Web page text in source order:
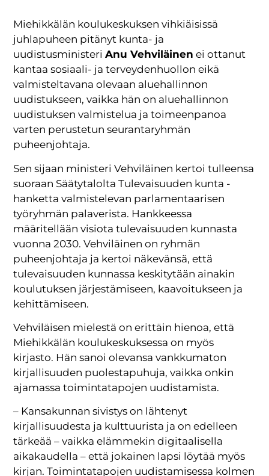
Miehikkälän koulukeskuksen vihkiäisissä
juhlapuheen pitänyt kunta- ja
uudistusministeriAnu Vehviläinen ei ottanut
kantaa sosiaali- ja terveydenhuollon eikä
valmisteltavana olevaan aluehallinnon
uudistukseen, vaikka hän on aluehallinnon
uudistuksen valmistelua ja toimeenpanoa
varten perustetun seurantaryhmän
puheenjohtaja.
Sen sijaan ministeri Vehviläinen kertoi tulleensa
suoraan Säätytalolta Tulevaisuuden kunta -
hanketta valmistelevan parlamentaarisen
työryhmän palaverista. Hankkeessa
määritellään visiota tulevaisuuden kunnasta
vuonna 2030. Vehviläinen on ryhmän
puheenjohtaja ja kertoi näkevänsä, että
tulevaisuuden kunnassa keskitytään ainakin
koulutuksen järjestämiseen, kaavoitukseen ja
kehittämiseen.
Vehviläisen mielestä on erittäin hienoa, että
Miehikkälän koulukeskuksessa on myös
kirjasto. Hän sanoi olevansa vankkumaton
kirjallisuuden puolestapuhuja, vaikka onkin
ajamassa toimintatapojen uudistamista.
– Kansakunnan sivistys on lähtenyt
kirjallisuudesta ja kulttuurista ja on edelleen
tärkeää – vaikka elämmekin digitaalisella
aikakaudella – että jokainen lapsi löytää myös
kirjan. Toimintatapojen uudistamisessa kolmen